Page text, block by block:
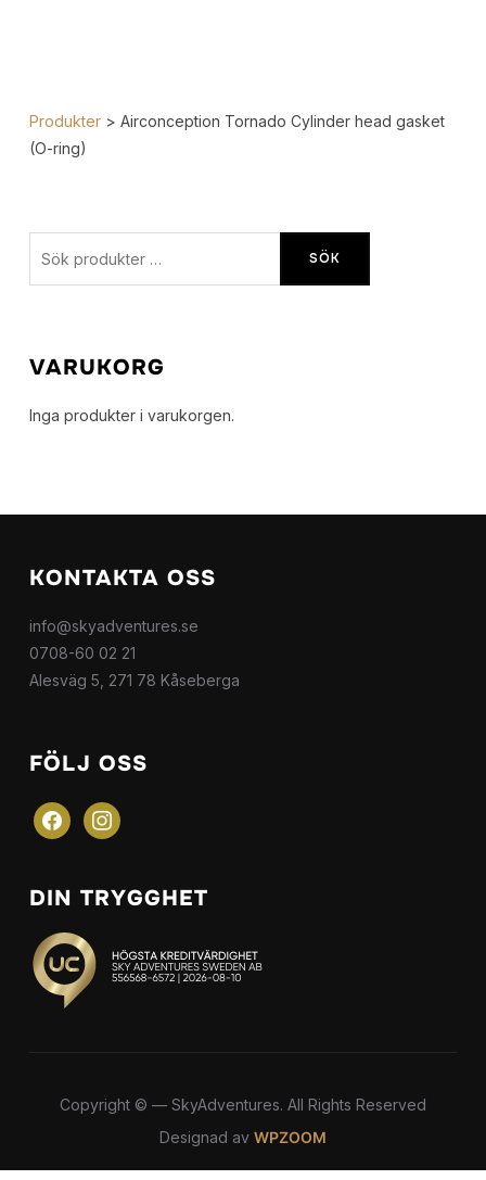
Produkter> Airconception Tornado Cylinder head gasket
(O-ring)
SÖK
VARUKORG
Inga produkter i varukorgen.
KONTAKTA OSS
info@skyadventures.se
0708-60 02 21
Alesväg 5, 271 78 Kåseberga
FÖLJ OSS
facebookinstagram
DIN TRYGGHET
Copyright © — SkyAdventures. All Rights Reserved
Designad av WPZOOM